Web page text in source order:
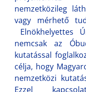
nemzetközileg
vagy mérhető
Elnökhelyettes
nemcsak az
kutatással
célja, hogy
nemzetközi
Ezzel